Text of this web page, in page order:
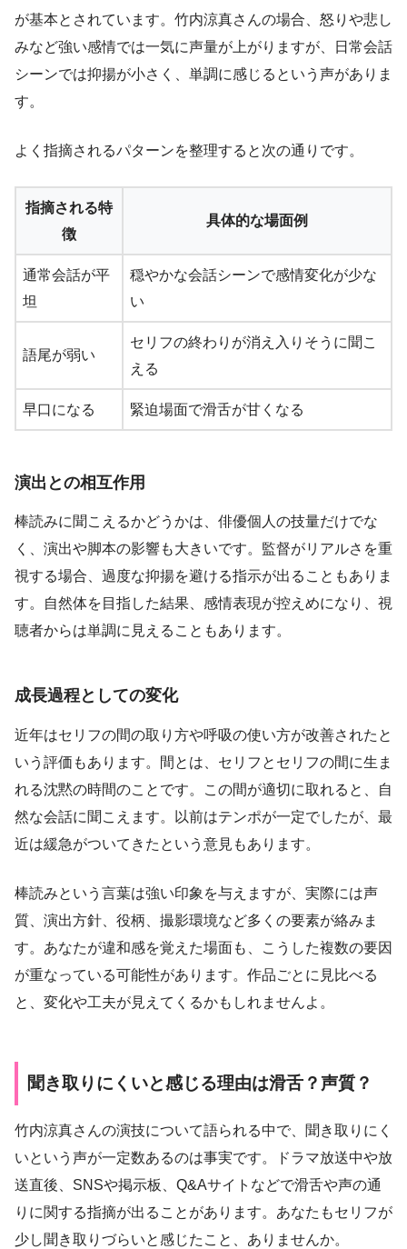
が基本とされています。竹内涼真さんの場合、怒りや悲し
みなど強い感情では一気に声量が上がりますが、日常会話
シーンでは抑揚が小さく、単調に感じるという声がありま
す。
よく指摘されるパターンを整理すると次の通りです。
指摘される特
徴
具体的な場面例
通常会話が平
坦
穏やかな会話シーンで感情変化が少な
い
語尾が弱い
セリフの終わりが消え入りそうに聞こ
える
早口になる 緊迫場面で滑舌が甘くなる
演出との相互作用
棒読みに聞こえるかどうかは、俳優個人の技量だけでな
く、演出や脚本の影響も大きいです。監督がリアルさを重
視する場合、過度な抑揚を避ける指示が出ることもありま
す。自然体を目指した結果、感情表現が控えめになり、視
聴者からは単調に見えることもあります。
成長過程としての変化
近年はセリフの間の取り方や呼吸の使い方が改善されたと
いう評価もあります。間とは、セリフとセリフの間に生ま
れる沈黙の時間のことです。この間が適切に取れると、自
然な会話に聞こえます。以前はテンポが一定でしたが、最
近は緩急がついてきたという意見もあります。
棒読みという言葉は強い印象を与えますが、実際には声
質、演出方針、役柄、撮影環境など多くの要素が絡みま
す。あなたが違和感を覚えた場面も、こうした複数の要因
が重なっている可能性があります。作品ごとに見比べる
と、変化や工夫が見えてくるかもしれませんよ。
聞き取りにくいと感じる理由は滑舌？声質？
竹内涼真さんの演技について語られる中で、聞き取りにく
いという声が一定数あるのは事実です。ドラマ放送中や放
送直後、SNSや掲示板、Q&Aサイトなどで滑舌や声の通
りに関する指摘が出ることがあります。あなたもセリフが
少し聞き取りづらいと感じたこと、ありませんか。